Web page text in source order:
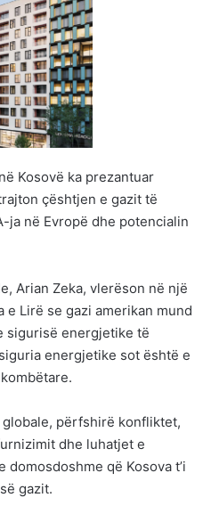
Kosovë ka prezantuar
çështjen e gazit të
ja në Evropë dhe potencialin
Arian Zeka, vlerëson në një
e Lirë se gazi amerikan mund
sigurisë energjetike të
energjetike sot është e
përfshirë konfliktet,
dhe luhatjet e
që Kosova t’i
gazit.